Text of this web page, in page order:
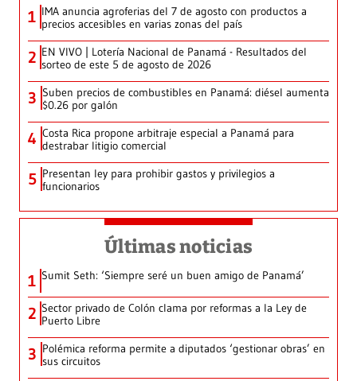
1 IMA anuncia agroferias del 7 de agosto con productos a
precios accesibles en varias zonas del país
2 EN VIVO | Lotería Nacional de Panamá - Resultados del
sorteo de este 5 de agosto de 2026
3 Suben precios de combustibles en Panamá: diésel aumenta
$0.26 por galón
4 Costa Rica propone arbitraje especial a Panamá para
destrabar litigio comercial
5 Presentan ley para prohibir gastos y privilegios a
funcionarios
Últimas noticias
1 Sumit Seth: ‘Siempre seré un buen amigo de Panamá’
2 Sector privado de Colón clama por reformas a la Ley de
Puerto Libre
3 Polémica reforma permite a diputados ‘gestionar obras’ en
sus circuitos